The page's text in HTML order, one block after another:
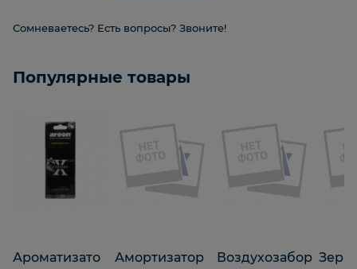
Сомневаетесь? Есть вопросы? Звоните!
Популярные товары
Ароматизато Амортизатор Воздухозабор